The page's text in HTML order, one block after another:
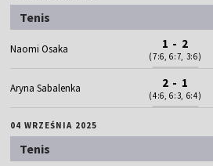
Tenis
Naomi Osaka 1 - 2
(7:6, 6:7, 3:6)
Aryna Sabalenka 2 - 1
(4:6, 6:3, 6:4)
04 WRZEŚNIA 2025
Tenis